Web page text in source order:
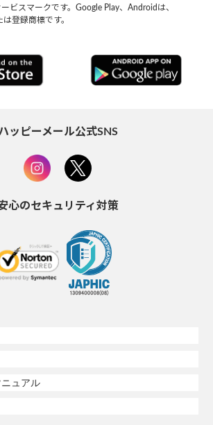
ビスマークです。Google Play、Androidは、
登録商標です。
ッピーメール公式SNS
心のセキュリティ対策
ュアル